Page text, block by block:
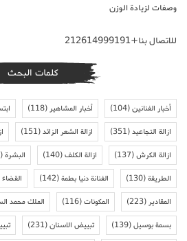
وصفات لزيادة الوزن
للاتصال بنا+212614999191
كلمات البحث
أخبار الفنانين(104) أخبار المشاهير(118)
ازالة التجاعيد(351) ازالة الشعر الزائد(151)
ازالة الكرش(137) ازالة الكلف(140) البشرة(194)
الطريقة(130) الفنانة دنيا بطمة(142)
المقادير(223) المكونات(116) الملك محمد
بسمة بوسيل(139) تبييض الاسنان(231)